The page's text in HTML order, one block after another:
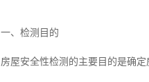
一、检测目的
房屋安全性检测的主要目的是确